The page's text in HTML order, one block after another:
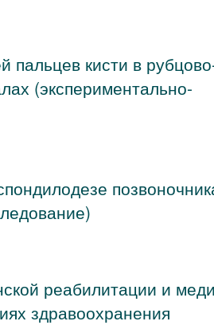
пальцев кисти в
(экспериментально-
реабилитации и
здравоохранения